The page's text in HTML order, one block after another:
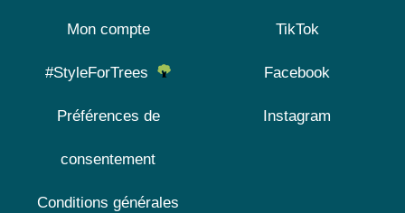
Mon compte
#StyleForTrees
Préférences de
consentement
Conditions générales
TikTok
Facebook
Instagram